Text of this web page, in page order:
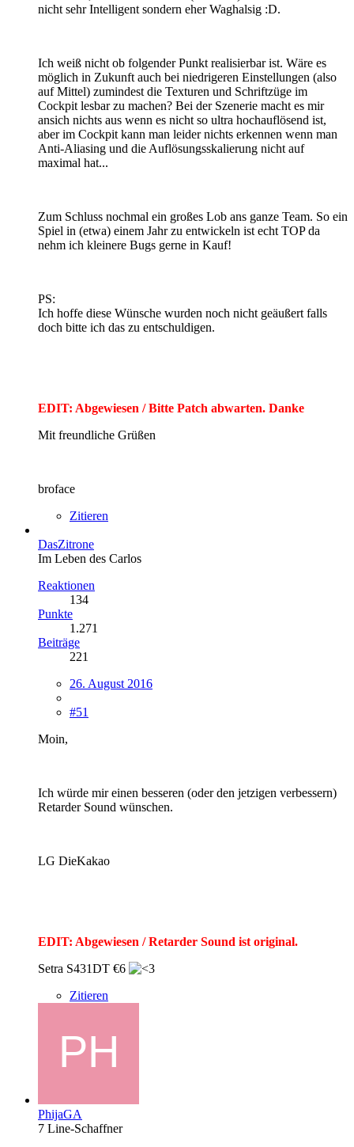
nicht sehr Intelligent sondern eher Waghalsig :D.
Ich weiß nicht ob folgender Punkt realisierbar ist. Wäre es
möglich in Zukunft auch bei niedrigeren Einstellungen (also
auf Mittel) zumindest die Texturen und Schriftzüge im
Cockpit lesbar zu machen? Bei der Szenerie macht es mir
ansich nichts aus wenn es nicht so ultra hochauflösend ist,
aber im Cockpit kann man leider nichts erkennen wenn man
Anti-Aliasing und die Auflösungsskalierung nicht auf
maximal hat...
Zum Schluss nochmal ein großes Lob ans ganze Team. So ein
Spiel in (etwa) einem Jahr zu entwickeln ist echt TOP da
nehm ich kleinere Bugs gerne in Kauf!
PS:
Ich hoffe diese Wünsche wurden noch nicht geäußert falls
doch bitte ich das zu entschuldigen.
EDIT: Abgewiesen / Bitte Patch abwarten. Danke
Mit freundliche Grüßen
broface
Zitieren
DasZitrone
Im Leben des Carlos
Reaktionen
134
Punkte
1.271
Beiträge
221
26. August 2016
#51
Moin,
Ich würde mir einen besseren (oder den jetzigen verbessern)
Retarder Sound wünschen.
LG DieKakao
EDIT: Abgewiesen / Retarder Sound ist original.
Setra S431DT €6
Zitieren
PhijaGA
7 Line-Schaffner